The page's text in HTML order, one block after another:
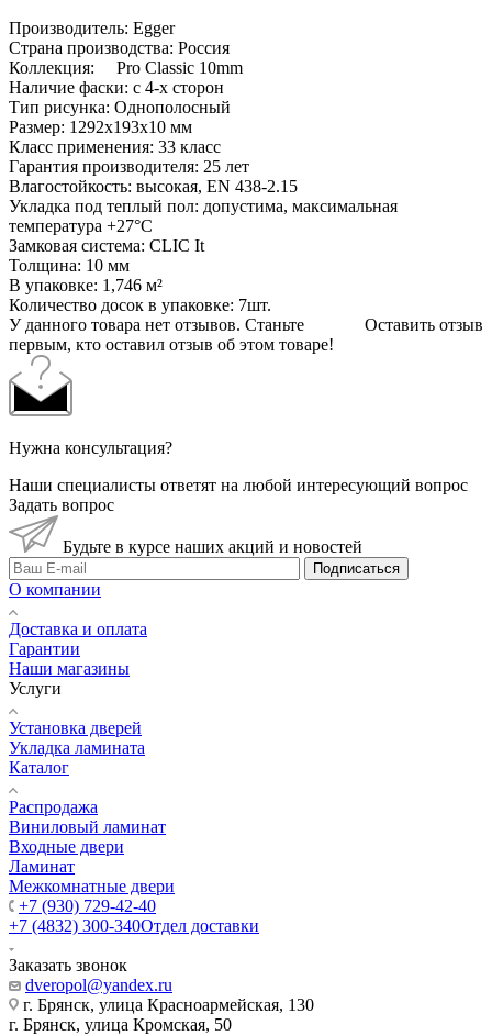
Производитель: Egger
Страна производства: Россия
Коллекция: Pro Classic 10mm
Наличие фаски: с 4-х сторон
Тип рисунка: Однополосный
Размер: 1292х193х10 мм
Класс применения: 33 класс
Гарантия производителя: 25 лет
Влагостойкость: высокая, EN 438-2.15
Укладка под теплый пол: допустима, максимальная
температура +27°C
Замковая система: CLIC It
Толщина: 10 мм
В упаковке: 1,746 м²
Количество досок в упаковке: 7шт.
Оставить отзыв
У данного товара нет отзывов. Станьте
первым, кто оставил отзыв об этом товаре!
Нужна консультация?
Наши специалисты ответят на любой интересующий вопрос
Задать вопрос
Будьте в курсе наших акций и новостей
Подписаться
О компании
Доставка и оплата
Гарантии
Наши магазины
Услуги
Установка дверей
Укладка ламината
Каталог
Распродажа
Виниловый ламинат
Входные двери
Ламинат
Межкомнатные двери
+7 (930) 729-42-40
+7 (4832) 300-340Отдел доставки
Заказать звонок
dveropol@yandex.ru
г. Брянск, улица Красноармейская, 130
г. Брянск, улица Кромская, 50